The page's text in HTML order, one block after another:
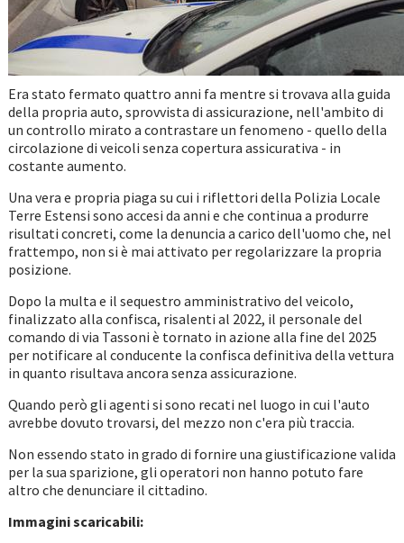
Era stato fermato quattro anni fa mentre si trovava alla guida
della propria auto, sprovvista di assicurazione, nell'ambito di
un controllo mirato a contrastare un fenomeno - quello della
circolazione di veicoli senza copertura assicurativa - in
costante aumento.
Una vera e propria piaga su cui i riflettori della Polizia Locale
Terre Estensi sono accesi da anni e che continua a produrre
risultati concreti, come la denuncia a carico dell'uomo che, nel
frattempo, non si è mai attivato per regolarizzare la propria
posizione.
Dopo la multa e il sequestro amministrativo del veicolo,
finalizzato alla confisca, risalenti al 2022, il personale del
comando di via Tassoni è tornato in azione alla fine del 2025
per notificare al conducente la confisca definitiva della vettura
in quanto risultava ancora senza assicurazione.
Quando però gli agenti si sono recati nel luogo in cui l'auto
avrebbe dovuto trovarsi, del mezzo non c'era più traccia.
Non essendo stato in grado di fornire una giustificazione valida
per la sua sparizione, gli operatori non hanno potuto fare
altro che denunciare il cittadino.
Immagini scaricabili: